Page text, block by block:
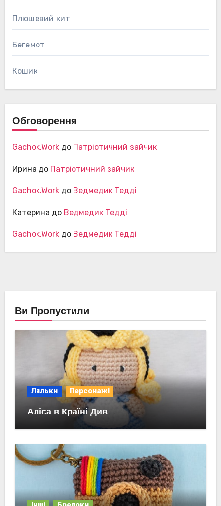
Плюшевий кит
Бегемот
Кошик
Обговорення
Gachok.Workдо Патріотичний зайчик
Ирина до Патріотичний зайчик
Gachok.Workдо Ведмедик Тедді
Катерина до Ведмедик Тедді
Gachok.Workдо Ведмедик Тедді
Ви Пропустили
Ляльки Персонажі
Аліса в Країні Див